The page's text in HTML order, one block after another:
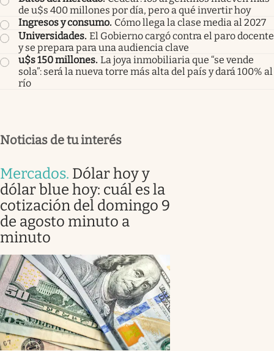
de u$s 400 millones por día, pero a qué invertir hoy
Ingresos y consumo. Cómo llega la clase media al 2027
Universidades. El Gobierno cargó contra el paro docente
y se prepara para una audiencia clave
u$s 150 millones. La joya inmobiliaria que “se vende
sola”: será la nueva torre más alta del país y dará 100% al
río
Noticias de tu interés
Mercados. Dólar hoy y
dólar blue hoy: cuál es la
cotización del domingo 9
de agosto minuto a
minuto